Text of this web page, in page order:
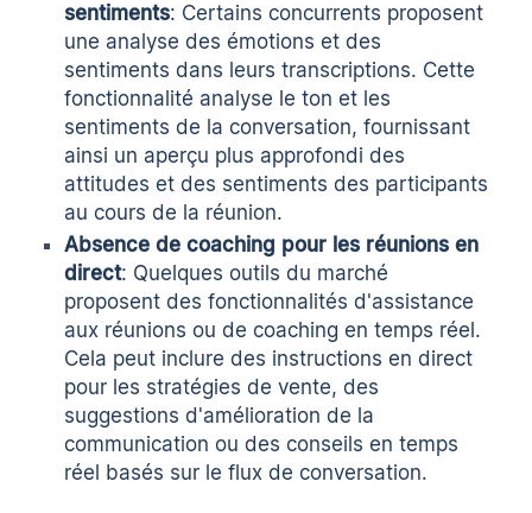
sentiments: Certains concurrents proposent
une analyse des émotions et des
sentiments dans leurs transcriptions. Cette
fonctionnalité analyse le ton et les
sentiments de la conversation, fournissant
ainsi un aperçu plus approfondi des
attitudes et des sentiments des participants
au cours de la réunion.
Absence de coaching pour les réunions en
direct: Quelques outils du marché
proposent des fonctionnalités d'assistance
aux réunions ou de coaching en temps réel.
Cela peut inclure des instructions en direct
pour les stratégies de vente, des
suggestions d'amélioration de la
communication ou des conseils en temps
réel basés sur le flux de conversation.